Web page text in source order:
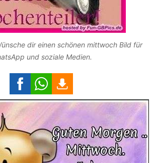
dir einen schönen mittwoch Bild für
und soziale Medien.